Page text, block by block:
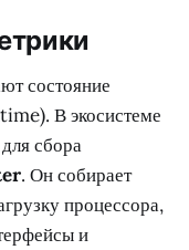
состояние
В экосистеме
сбора
. Он собирает
процессора,
и